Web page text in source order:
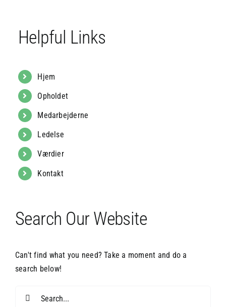
Helpful Links
Hjem
Opholdet
Medarbejderne
Ledelse
Værdier
Kontakt
Search Our Website
Can't find what you need? Take a moment and do a
search below!